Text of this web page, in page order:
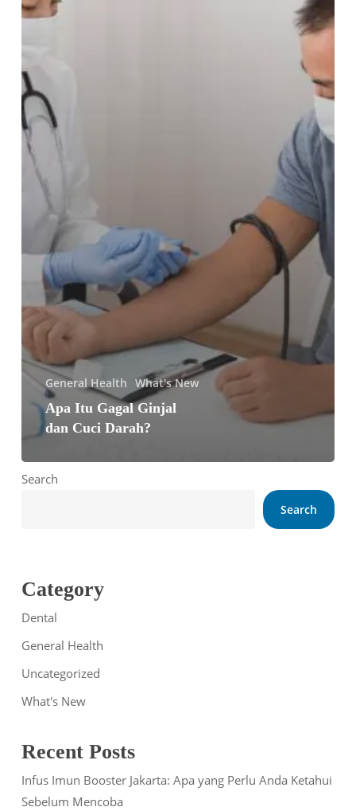
General Health What's New
Apa Itu Gagal Ginjal
dan Cuci Darah?
Search
Search
Category
Dental
General Health
Uncategorized
What's New
Recent Posts
Infus Imun Booster Jakarta: Apa yang Perlu Anda Ketahui
Sebelum Mencoba